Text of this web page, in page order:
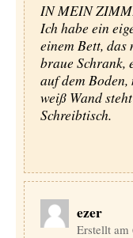
IN MEIN
Ich habe ein
einem Bett,
braue Schrank,
auf dem Boden,
weiß Wand
Schreibtisch.
ezer
Erstellt am